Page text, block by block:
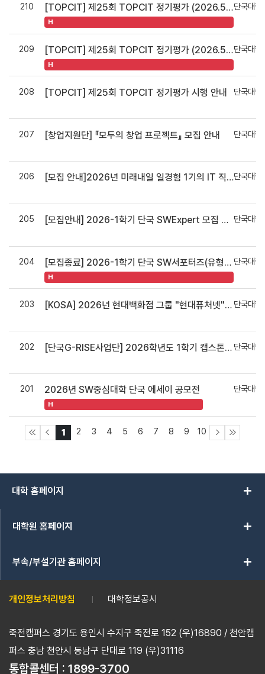
210 [TOPCIT] 제25회 TOPCIT 정기평가 (2026.5.16.(토)) 단체접수 응시자 접수등록 매뉴얼
H
단국대학
209 [TOPCIT] 제25회 TOPCIT 정기평가 (2026.5.16.(토)) 단체접수 신청 안내(~ 4/13(월)까지)
H
단국대학
208 [TOPCIT] 제25회 TOPCIT 정기평가 시행 안내
단국대학
207 [창업지원단] 『모두의 창업 프로젝트』 모집 안내
단국대학
206 [모집 안내]2026년 미래내일 일경험 1기의 IT 직무 모집 기업 리스트 및 모집 일정 안내단국대학
205 [모집안내] 2026-1학기 단국 SWExpert 모집 안내(접수 마감 : ~ 4월 3일(금) 13:00까지) 단국대학
204 [모집종료] 2026-1학기 단국 SW서포터즈(유형1 : 가치확산) 모집 안내(3.27.(금)까지)
H
단국대학
203 [KOSA] 2026년 현대백화점 그룹 "현대퓨처넷" 채용연계형 교육과정 안내 단국대학
202 [단국G-RISE사업단] 2026학년도 1학기 캡스톤디자인 지원사업 모집공고 단국대학
201 2026년 SW중심대학 단국 에세이 공모전
H
단국대학
1 2 3 4 5 6 7 8 9 10
대학 홈페이지 add
대학원 홈페이지 add
부속/부설기관 홈페이지 add
개인정보처리방침 대학정보공시
죽전캠퍼스 경기도 용인시 수지구 죽전로 152 (우)16890 / 천안캠
퍼스 충남 천안시 동남구 단대로 119 (우)31116
통합콜센터 : 1899-3700